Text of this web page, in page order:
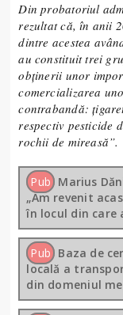
Din probatoriul
rezultat că, în anii
dintre acestea
au constituit trei
obținerii unor
comercializarea
contrabandă:
respectiv pesticide
rochii de mireasă”.
Pub Marius
„Am revenit
în locul din care
Pub Baza de
locală a
din domeniul